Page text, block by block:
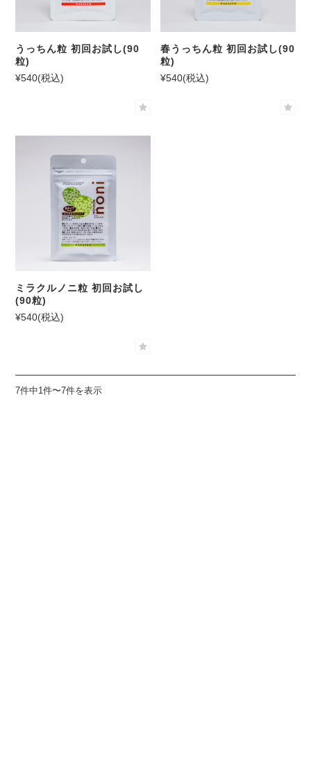
うっちん粒 初回お試し(90
粒)
¥540(税込)
春うっちん粒 初回お試し(90
粒)
¥540(税込)
ミラクルノニ粒 初回お試し
(90粒)
¥540(税込)
7件中1件〜7件を表示